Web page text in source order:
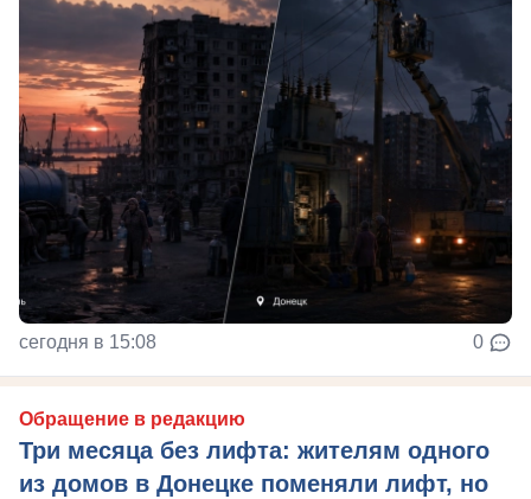
сегодня в 15:08 0
Обращение в редакцию
Три месяца без лифта: жителям одного
из домов в Донецке поменяли лифт, но